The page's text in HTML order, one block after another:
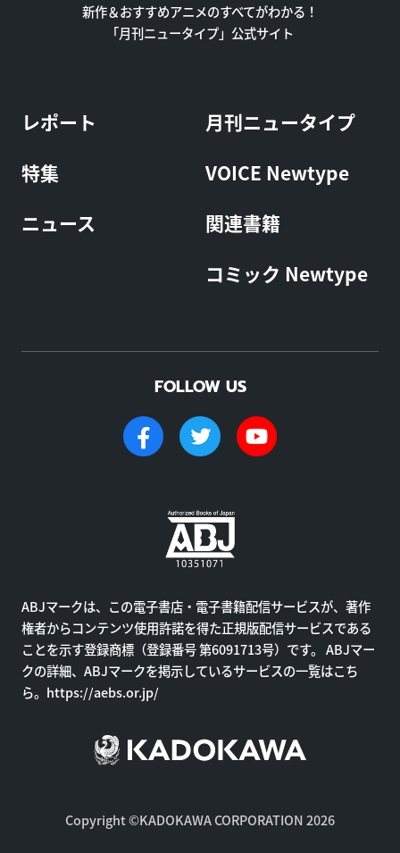
新作＆おすすめアニメのすべてがわかる！
「月刊ニュータイプ」公式サイト
レポート
特集
ニュース
月刊ニュータイプ
VOICE Newtype
関連書籍
コミック Newtype
FOLLOW US
ABJマークは、この電子書店・電子書籍配信サービスが、著作
権者からコンテンツ使用許諾を得た正規版配信サービスである
ことを示す登録商標（登録番号 第6091713号）です。 ABJマー
クの詳細、ABJマークを掲示しているサービスの一覧はこち
ら。 https://aebs.or.jp/
Copyright ©KADOKAWA CORPORATION 2026